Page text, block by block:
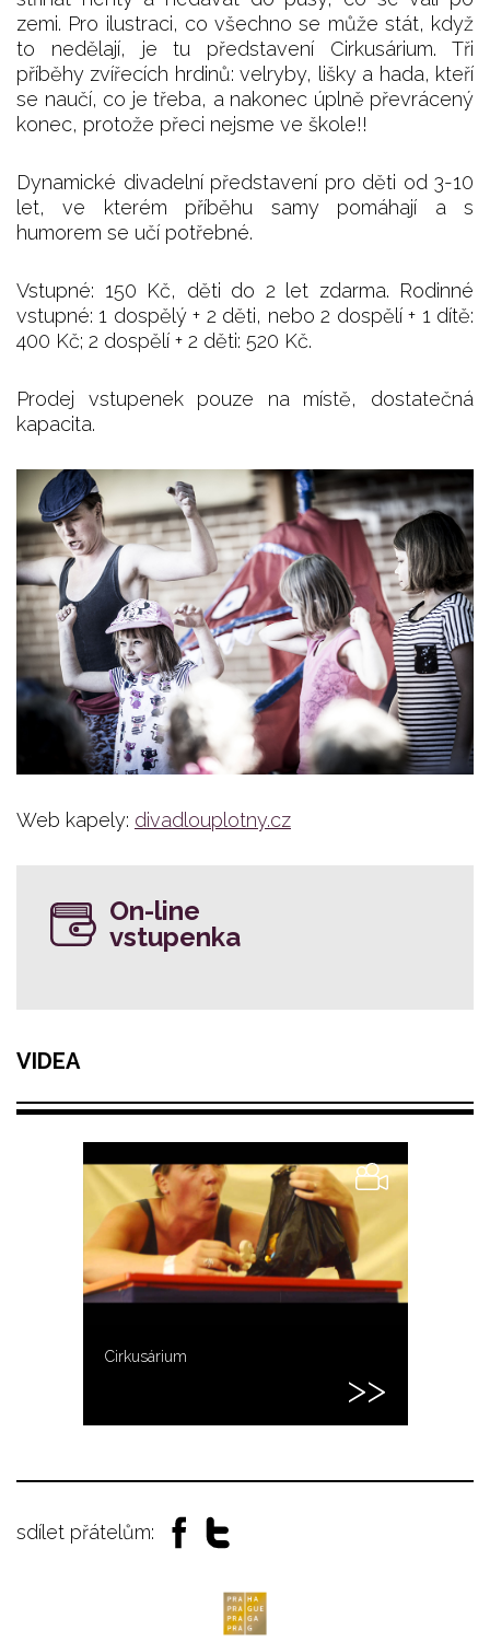
zemi. Pro ilustraci, co všechno se může stát, když
to nedělají, je tu představení Cirkusárium. Tři
příběhy zvířecích hrdinů: velryby, lišky a hada, kteří
se naučí, co je třeba, a nakonec úplně převrácený
konec, protože přeci nejsme ve škole!!
Dynamické divadelní představení pro děti od 3-10
let, ve kterém příběhu samy pomáhají a s
humorem se učí potřebné.
Vstupné: 150 Kč, děti do 2 let zdarma. Rodinné
vstupné: 1 dospělý + 2 děti, nebo 2 dospělí + 1 dítě:
400 Kč; 2 dospělí + 2 děti: 520 Kč.
Prodej vstupenek pouze na místě, dostatečná
kapacita.
Web kapely: divadlouplotny.cz
On-line
vstupenka
VIDEA
Cirkusárium
sdílet přátelům: